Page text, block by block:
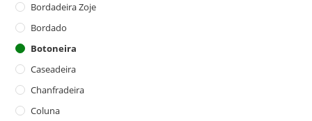
Bordadeira Zoje
Bordado
Botoneira
Caseadeira
Chanfradeira
Coluna